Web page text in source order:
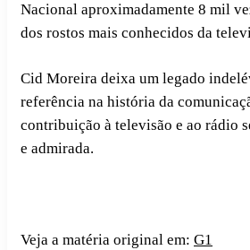
Nacional aproximadamente 8 mil
dos rostos mais conhecidos da
Cid Moreira deixa um legado
referência na história da
contribuição à televisão e ao rádio
e admirada.
Veja a matéria original em: G1